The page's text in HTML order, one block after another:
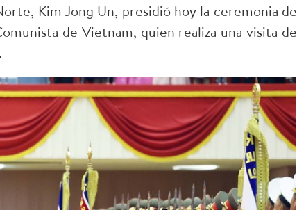
Kim Jong Un, presidió hoy la ceremonia de
de Vietnam, quien realiza una visita de